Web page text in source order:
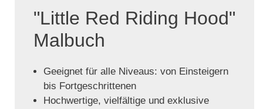
"Little Red Riding Hood"
Malbuch
Geeignet für alle Niveaus: von Einsteigern
bis Fortgeschrittenen
Hochwertige, vielfältige und exklusive